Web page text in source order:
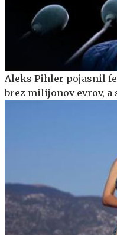
Aleks Pihler pojasnil
brez milijonov evrov, a